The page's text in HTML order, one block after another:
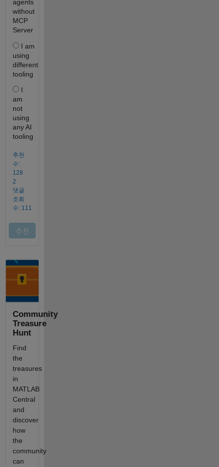
Community
Treasure
Hunt
Find
the
treasures
in
MATLAB
Central
and
discover
how
the
community
can